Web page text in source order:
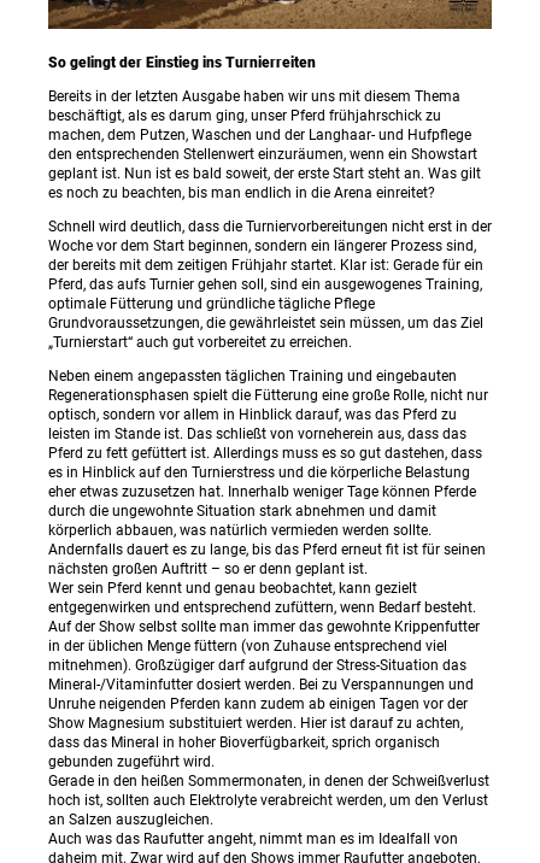
So gelingt der Einstieg ins Turnierreiten
Bereits in der letzten Ausgabe haben wir uns mit diesem Thema
beschäftigt, als es darum ging, unser Pferd frühjahrschick zu
machen, dem Putzen, Waschen und der Langhaar- und Hufpflege
den entsprechenden Stellenwert einzuräumen, wenn ein Showstart
geplant ist. Nun ist es bald soweit, der erste Start steht an. Was gilt
es noch zu beachten, bis man endlich in die Arena einreitet?
Schnell wird deutlich, dass die Turniervorbereitungen nicht erst in der
Woche vor dem Start beginnen, sondern ein längerer Prozess sind,
der bereits mit dem zeitigen Frühjahr startet. Klar ist: Gerade für ein
Pferd, das aufs Turnier gehen soll, sind ein ausgewogenes Training,
optimale Fütterung und gründliche tägliche Pflege
Grundvoraussetzungen, die gewährleistet sein müssen, um das Ziel
„Turnierstart“ auch gut vorbereitet zu erreichen.
Neben einem angepassten täglichen Training und eingebauten
Regenerationsphasen spielt die Fütterung eine große Rolle, nicht nur
optisch, sondern vor allem in Hinblick darauf, was das Pferd zu
leisten im Stande ist. Das schließt von vorneherein aus, dass das
Pferd zu fett gefüttert ist. Allerdings muss es so gut dastehen, dass
es in Hinblick auf den Turnierstress und die körperliche Belastung
eher etwas zuzusetzen hat. Innerhalb weniger Tage können Pferde
durch die ungewohnte Situation stark abnehmen und damit
körperlich abbauen, was natürlich vermieden werden sollte.
Andernfalls dauert es zu lange, bis das Pferd erneut fit ist für seinen
nächsten großen Auftritt – so er denn geplant ist.
Wer sein Pferd kennt und genau beobachtet, kann gezielt
entgegenwirken und entsprechend zufüttern, wenn Bedarf besteht.
Auf der Show selbst sollte man immer das gewohnte Krippenfutter
in der üblichen Menge füttern (von Zuhause entsprechend viel
mitnehmen). Großzügiger darf aufgrund der Stress-Situation das
Mineral-/Vitaminfutter dosiert werden. Bei zu Verspannungen und
Unruhe neigenden Pferden kann zudem ab einigen Tagen vor der
Show Magnesium substituiert werden. Hier ist darauf zu achten,
dass das Mineral in hoher Bioverfügbarkeit, sprich organisch
gebunden zugeführt wird.
Gerade in den heißen Sommermonaten, in denen der Schweißverlust
hoch ist, sollten auch Elektrolyte verabreicht werden, um den Verlust
an Salzen auszugleichen.
Auch was das Raufutter angeht, nimmt man es im Idealfall von
daheim mit. Zwar wird auf den Shows immer Raufutter angeboten,